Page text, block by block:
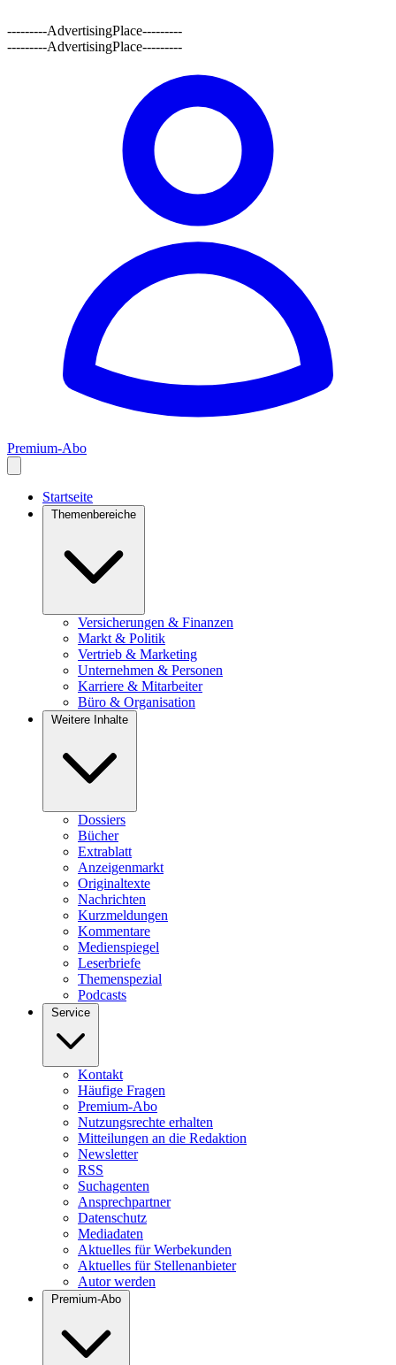
---------AdvertisingPlace---------
---------AdvertisingPlace---------
Premium-Abo
Startseite
Themenbereiche
Versicherungen & Finanzen
Markt & Politik
Vertrieb & Marketing
Unternehmen & Personen
Karriere & Mitarbeiter
Büro & Organisation
Weitere Inhalte
Dossiers
Bücher
Extrablatt
Anzeigenmarkt
Originaltexte
Nachrichten
Kurzmeldungen
Kommentare
Medienspiegel
Leserbriefe
Themenspezial
Podcasts
Service
Kontakt
Häufige Fragen
Premium-Abo
Nutzungsrechte erhalten
Mitteilungen an die Redaktion
Newsletter
RSS
Suchagenten
Ansprechpartner
Datenschutz
Mediadaten
Aktuelles für Werbekunden
Aktuelles für Stellenanbieter
Autor werden
Premium-Abo